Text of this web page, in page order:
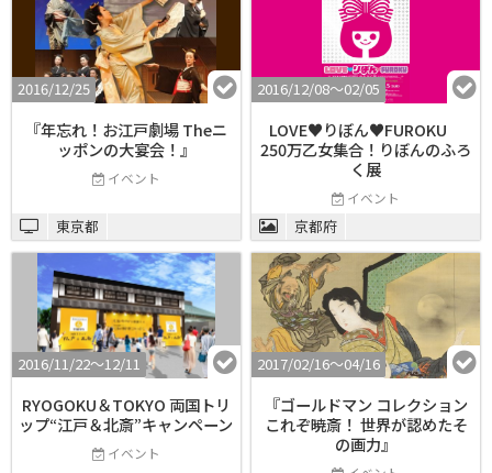
2016/12/25
『年忘れ！お江戸劇場 Theニ
ッポンの大宴会！』
イベント
東京都
2016/12/08〜02/05
LOVE♥りぼん♥FUROKU
250万乙女集合！りぼんのふろ
く展
イベント
京都府
2016/11/22〜12/11
RYOGOKU＆TOKYO 両国トリ
ップ“江戸＆北斎”キャンペーン
イベント
2017/02/16〜04/16
『ゴールドマン コレクション
これぞ暁斎！ 世界が認めたそ
の画力』